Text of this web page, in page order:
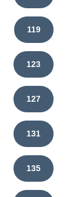
119
123
127
131
135